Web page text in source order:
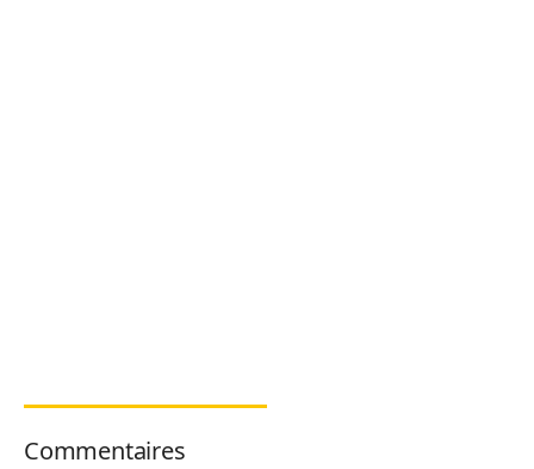
Commentaires